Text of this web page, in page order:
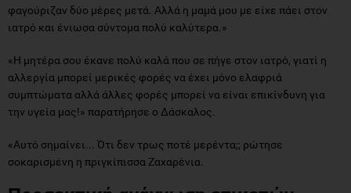
φαγούριζαν δύο μέρες μετά. Αλλά η μαμά μου με είχε πάει στον
ιατρό και ένιωσα σύντομα πολύ καλύτερα.»
«Η μητέρα σου έκανε πολύ καλά που σε πήγε στον ιατρό, γιατί η
αλλεργία μπορεί μερικές φορές να έχει μόνο ελαφριά
συμπτώματα αλλά άλλες φορές μπορεί να είναι επικίνδυνη για
την υγεία μας!» παρατήρησε ο Δάσκαλος.
«Αυτό σημαίνει... Ότι δεν τρως ποτέ μερέντα;; ρώτησε
σοκαρισμένη η πριγκίπισσα Ζαχαρένια.